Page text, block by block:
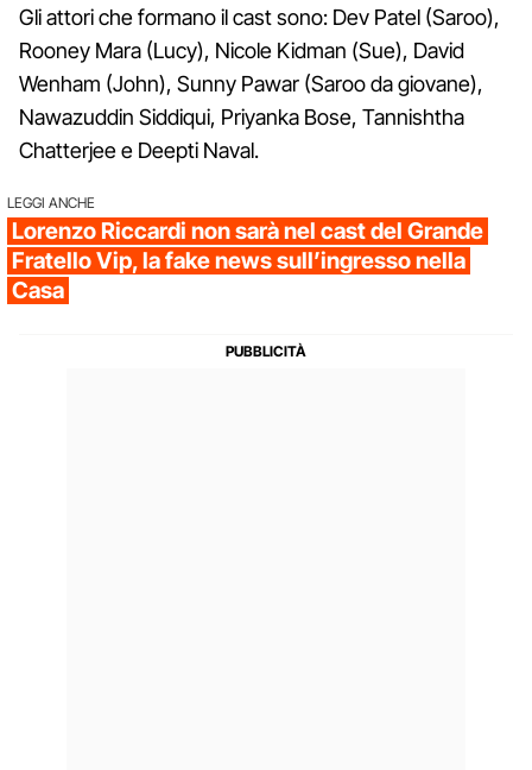
Gli attori che formano il cast sono: Dev Patel (Saroo),
Rooney Mara (Lucy), Nicole Kidman (Sue), David
Wenham (John), Sunny Pawar (Saroo da giovane),
Nawazuddin Siddiqui, Priyanka Bose, Tannishtha
Chatterjee e Deepti Naval.
LEGGI ANCHE
Lorenzo Riccardi non sarà nel cast del Grande
Fratello Vip, la fake news sull’ingresso nella
Casa